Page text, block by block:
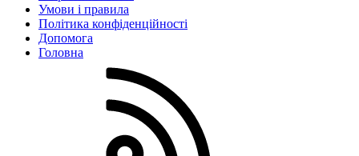
Умови і правила
Політика конфіденційності
Дoпoмoга
Головна